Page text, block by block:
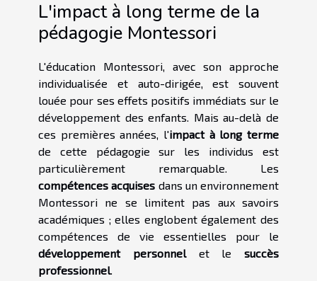
L'impact à long terme de la
pédagogie Montessori
L'éducation Montessori, avec son approche
individualisée et auto-dirigée, est souvent
louée pour ses effets positifs immédiats sur le
développement des enfants. Mais au-delà de
ces premières années, l'impact à long terme
de cette pédagogie sur les individus est
particulièrement remarquable. Les
compétences acquises dans un environnement
Montessori ne se limitent pas aux savoirs
académiques ; elles englobent également des
compétences de vie essentielles pour le
développement personnel et le succès
professionnel